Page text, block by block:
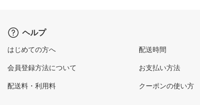
ヘルプ
はじめての方へ
会員登録方法について
配送料・利用料
配送時間
お支払い方法
クーポンの使い方